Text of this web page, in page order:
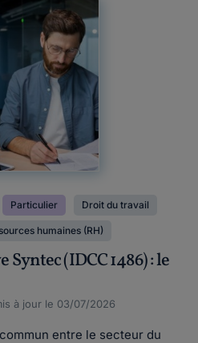
Particulier Droit du travail
humaines (RH)
(IDCC 1486) : le
à jour le 03/07/2026
entre le secteur du